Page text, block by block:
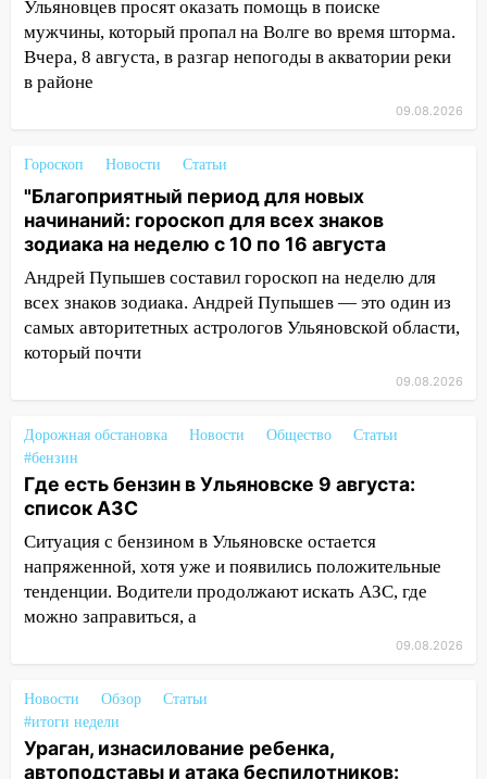
08:11 На Ульяновск снова надвигается
непогода
07:30
Евро-3 вместо Евро-5: что
означают классы бензина и можно ли
06:30
Какая погода будет в Ульяновской
области днем 9 августа
05:05 День, когда всё может
измениться: гороскоп на 9 августа —
три знака получат шанс, который нельзя
упустить
Во время урагана в Ульяновске на
19:55
В Ульяновске упавшее дерево
заблокировало в машине двух женщин
17:15
В Ульяновской области
ремонтируют девять мостов: один уже
готов, ещё два — почти завершены
17:00 «Ульяновскалипсис»: последствия
урагана 8 августа
области на 9 августа
16:34 Из-за мощной непогоды в
Ульяновске отменили фестиваль «Наше
Ульяновцев просят оказать помощь в поиске
мужчины, который пропал на Волге во время шторма.
Вчера, 8 августа, в разгар непогоды в акватории реки
в районе
09.08.2026
Гороскоп Новости Статьи
"Благоприятный период для новых
начинаний: гороскоп для всех знаков
зодиака на неделю с 10 по 16 августа
Андрей Пупышев составил гороскоп на неделю для
всех знаков зодиака. Андрей Пупышев — это один из
самых авторитетных астрологов Ульяновской области,
который почти
09.08.2026
Дорожная обстановка Новости Общество
Статьи
#бензин
Где есть бензин в Ульяновске 9 августа:
список АЗС
Ситуация с бензином в Ульяновске остается
напряженной, хотя уже и появились положительные
тенденции. Водители продолжают искать АЗС, где
можно заправиться, а
09.08.2026
Новости Обзор
Статьи
#итоги недели
Ураган, изнасилование ребенка,
автоподставы и атака беспилотников: